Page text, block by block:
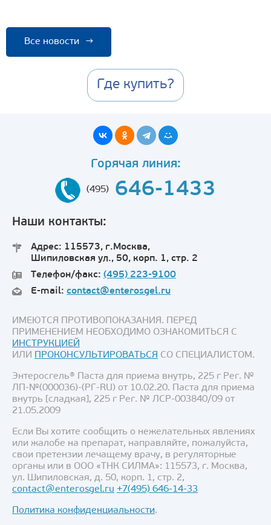
Все новости →
Где купить?
Горячая линия:
(495) 646-1433
Наши контакты:
Адрес: 115573, г.Москва,
Шипиловская ул., 50, корп. 1, стр. 2
Телефон/факс: (495) 223-9100
E-mail: contact@enterosgel.ru
ИМЕЮТСЯ ПРОТИВОПОКАЗАНИЯ. ПЕРЕД
ПРИМЕНЕНИЕМ НЕОБХОДИМО ОЗНАКОМИТЬСЯ С
ИНСТРУКЦИЕЙ
ИЛИ ПРОКОНСУЛЬТИРОВАТЬСЯ СО СПЕЦИАЛИСТОМ.
Энтеросгель® Паста для приема внутрь, 225 г Рег. №
ЛП-№(000036)-(РГ-RU) от 10.02.20. Паста для приема
внутрь [сладкая], 225 г Рег. № ЛСР-003840/09 от
21.05.2009
Если Вы хотите сообщить о нежелательных явлениях
или жалобе на препарат, направляйте, пожалуйста,
свои претензии лечащему врачу, в регуляторные
органы или в ООО «ТНК СИЛМА»: 115573, г. Москва,
ул. Шипиловская, д. 50, корп. 1, стр. 2,
contact@enterosgel.ru +7(495) 646-14-33
Политика конфиденциальности.